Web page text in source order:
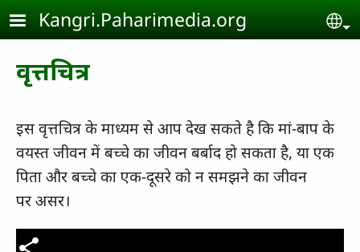
Skip to main content
Kangri.Paharimedia.org
वृत्तचित्र
इस वृत्तचित्र के माध्‍यम से आप देख सकते है कि मां-बाप के
वयस्‍त जीवन में बच्‍चे का जीवन बर्बाद हो सकता है, या एक
पिता और बच्‍चे का एक-दूसरे को न समझने का जीवन
पर असर।
वीडियो फाइल